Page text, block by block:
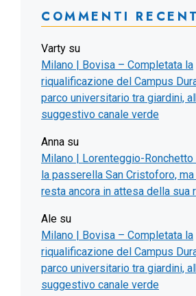
COMMENTI
Varty su
Milano | Bovisa – Completata la
riqualificazione del Campus
parco universitario tra giardini,
suggestivo canale verde
Anna su
Milano | Lorenteggio-
la passerella San Cristoforo,
resta ancora in attesa della sua
Ale su
Milano | Bovisa – Completata la
riqualificazione del Campus
parco universitario tra giardini,
suggestivo canale verde